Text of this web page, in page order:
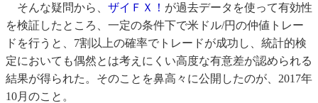
そんな疑問から、 ザイＦＸ！ が過去データを使って有効性
を検証したところ、一定の条件下で米ドル/円の仲値トレー
ドを行うと、7割以上の確率でトレードが成功し、統計的検
定においても偶然とは考えにくい高度な有意差が認められる
結果が得られた。そのことを鼻高々に公開したのが、2017年
10月のこと。